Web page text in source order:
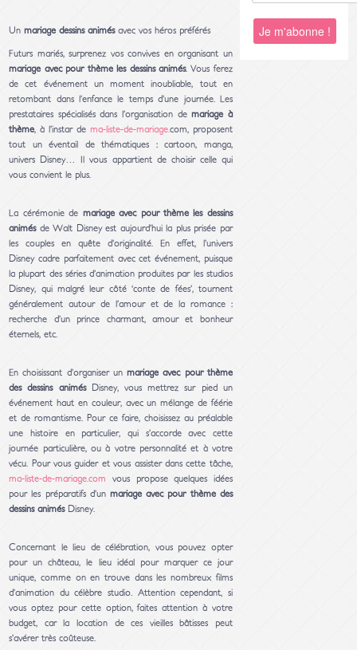
Unmariage dessins animésavec vos héros préférés
Futurs mariés, surprenez vos convives en organisant un
mariage avec pour thème les dessins animés. Vous ferez
de cet événement un moment inoubliable, tout en
retombant dans l’enfance le temps d’une journée. Les
prestataires spécialisés dans l’organisation demariage à
thème, à l’instar de ma-liste-de-mariage.com, proposent
tout un éventail de thématiques : cartoon, manga,
univers Disney… Il vous appartient de choisir celle qui
vous convient le plus.
La cérémonie de mariage avec pour thème les dessins
animésde Walt Disney est aujourd’hui la plus prisée par
les couples en quête d’originalité. En effet, l’univers
Disney cadre parfaitement avec cet événement, puisque
la plupart des séries d’animation produites par les studios
Disney, qui malgré leur côté ‘conte de fées’, tournent
généralement autour de l’amour et de la romance :
recherche d’un prince charmant, amour et bonheur
éternels, etc.
En choisissant d’organiser unmariage avec pour thème
des dessins animésDisney, vous mettrez sur pied un
événement haut en couleur, avec un mélange de féérie
et de romantisme. Pour ce faire, choisissez au préalable
une histoire en particulier, qui s’accorde avec cette
journée particulière, ou à votre personnalité et à votre
vécu. Pour vous guider et vous assister dans cette tâche,
ma-liste-de-mariage.com
vous propose quelques idées
pour les préparatifs d’unmariage avec pour thème des
dessins animésDisney.
Concernant le lieu de célébration, vous pouvez opter
pour un château, le lieu idéal pour marquer ce jour
unique, comme on en trouve dans les nombreux films
d’animation du célèbre studio. Attention cependant, si
vous optez pour cette option, faites attention à votre
budget, car la location de ces vieilles bâtisses peut
s’avérer très coûteuse.